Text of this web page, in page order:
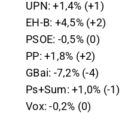
UPN: +1,4% (+1)
EH-B: +4,5% (+2)
PSOE: -0,5% (0)
PP: +1,8% (+2)
GBai: -7,2% (-4)
Ps+Sum: +1,0% (-1)
Vox: -0,2% (0)